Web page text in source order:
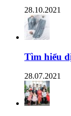
28.10.2021
Tìm hiểu
28.07.2021